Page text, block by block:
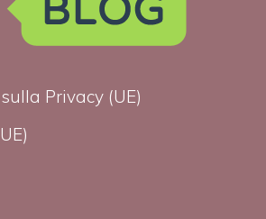
Privacy (UE)